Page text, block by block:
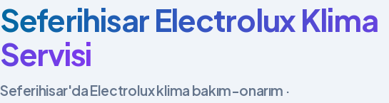
Seferihisar Electrolux Klima
Servisi
Seferihisar'da Electrolux klima bakım-onarım ·